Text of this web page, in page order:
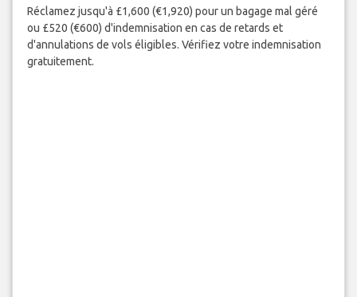
Réclamez jusqu'à £1,600 (€1,920) pour un bagage mal géré
ou £520 (€600) d'indemnisation en cas de retards et
d'annulations de vols éligibles. Vérifiez votre indemnisation
gratuitement.